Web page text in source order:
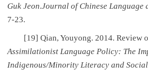
Guk Jeon.Journal of Chinese Language
7-23.
[19] Qian, Youyong. 2014. Review
Assimilationist Language Policy: The
Indigenous/Minority Literacy and